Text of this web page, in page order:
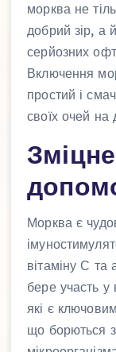
морква не
добрий зір, а
серйозних
Включення
простий і
своїх очей на
Морква є
вітаміну С та
бере участь у
які є
що борються